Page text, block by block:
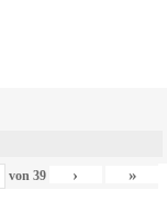
von 39 › »